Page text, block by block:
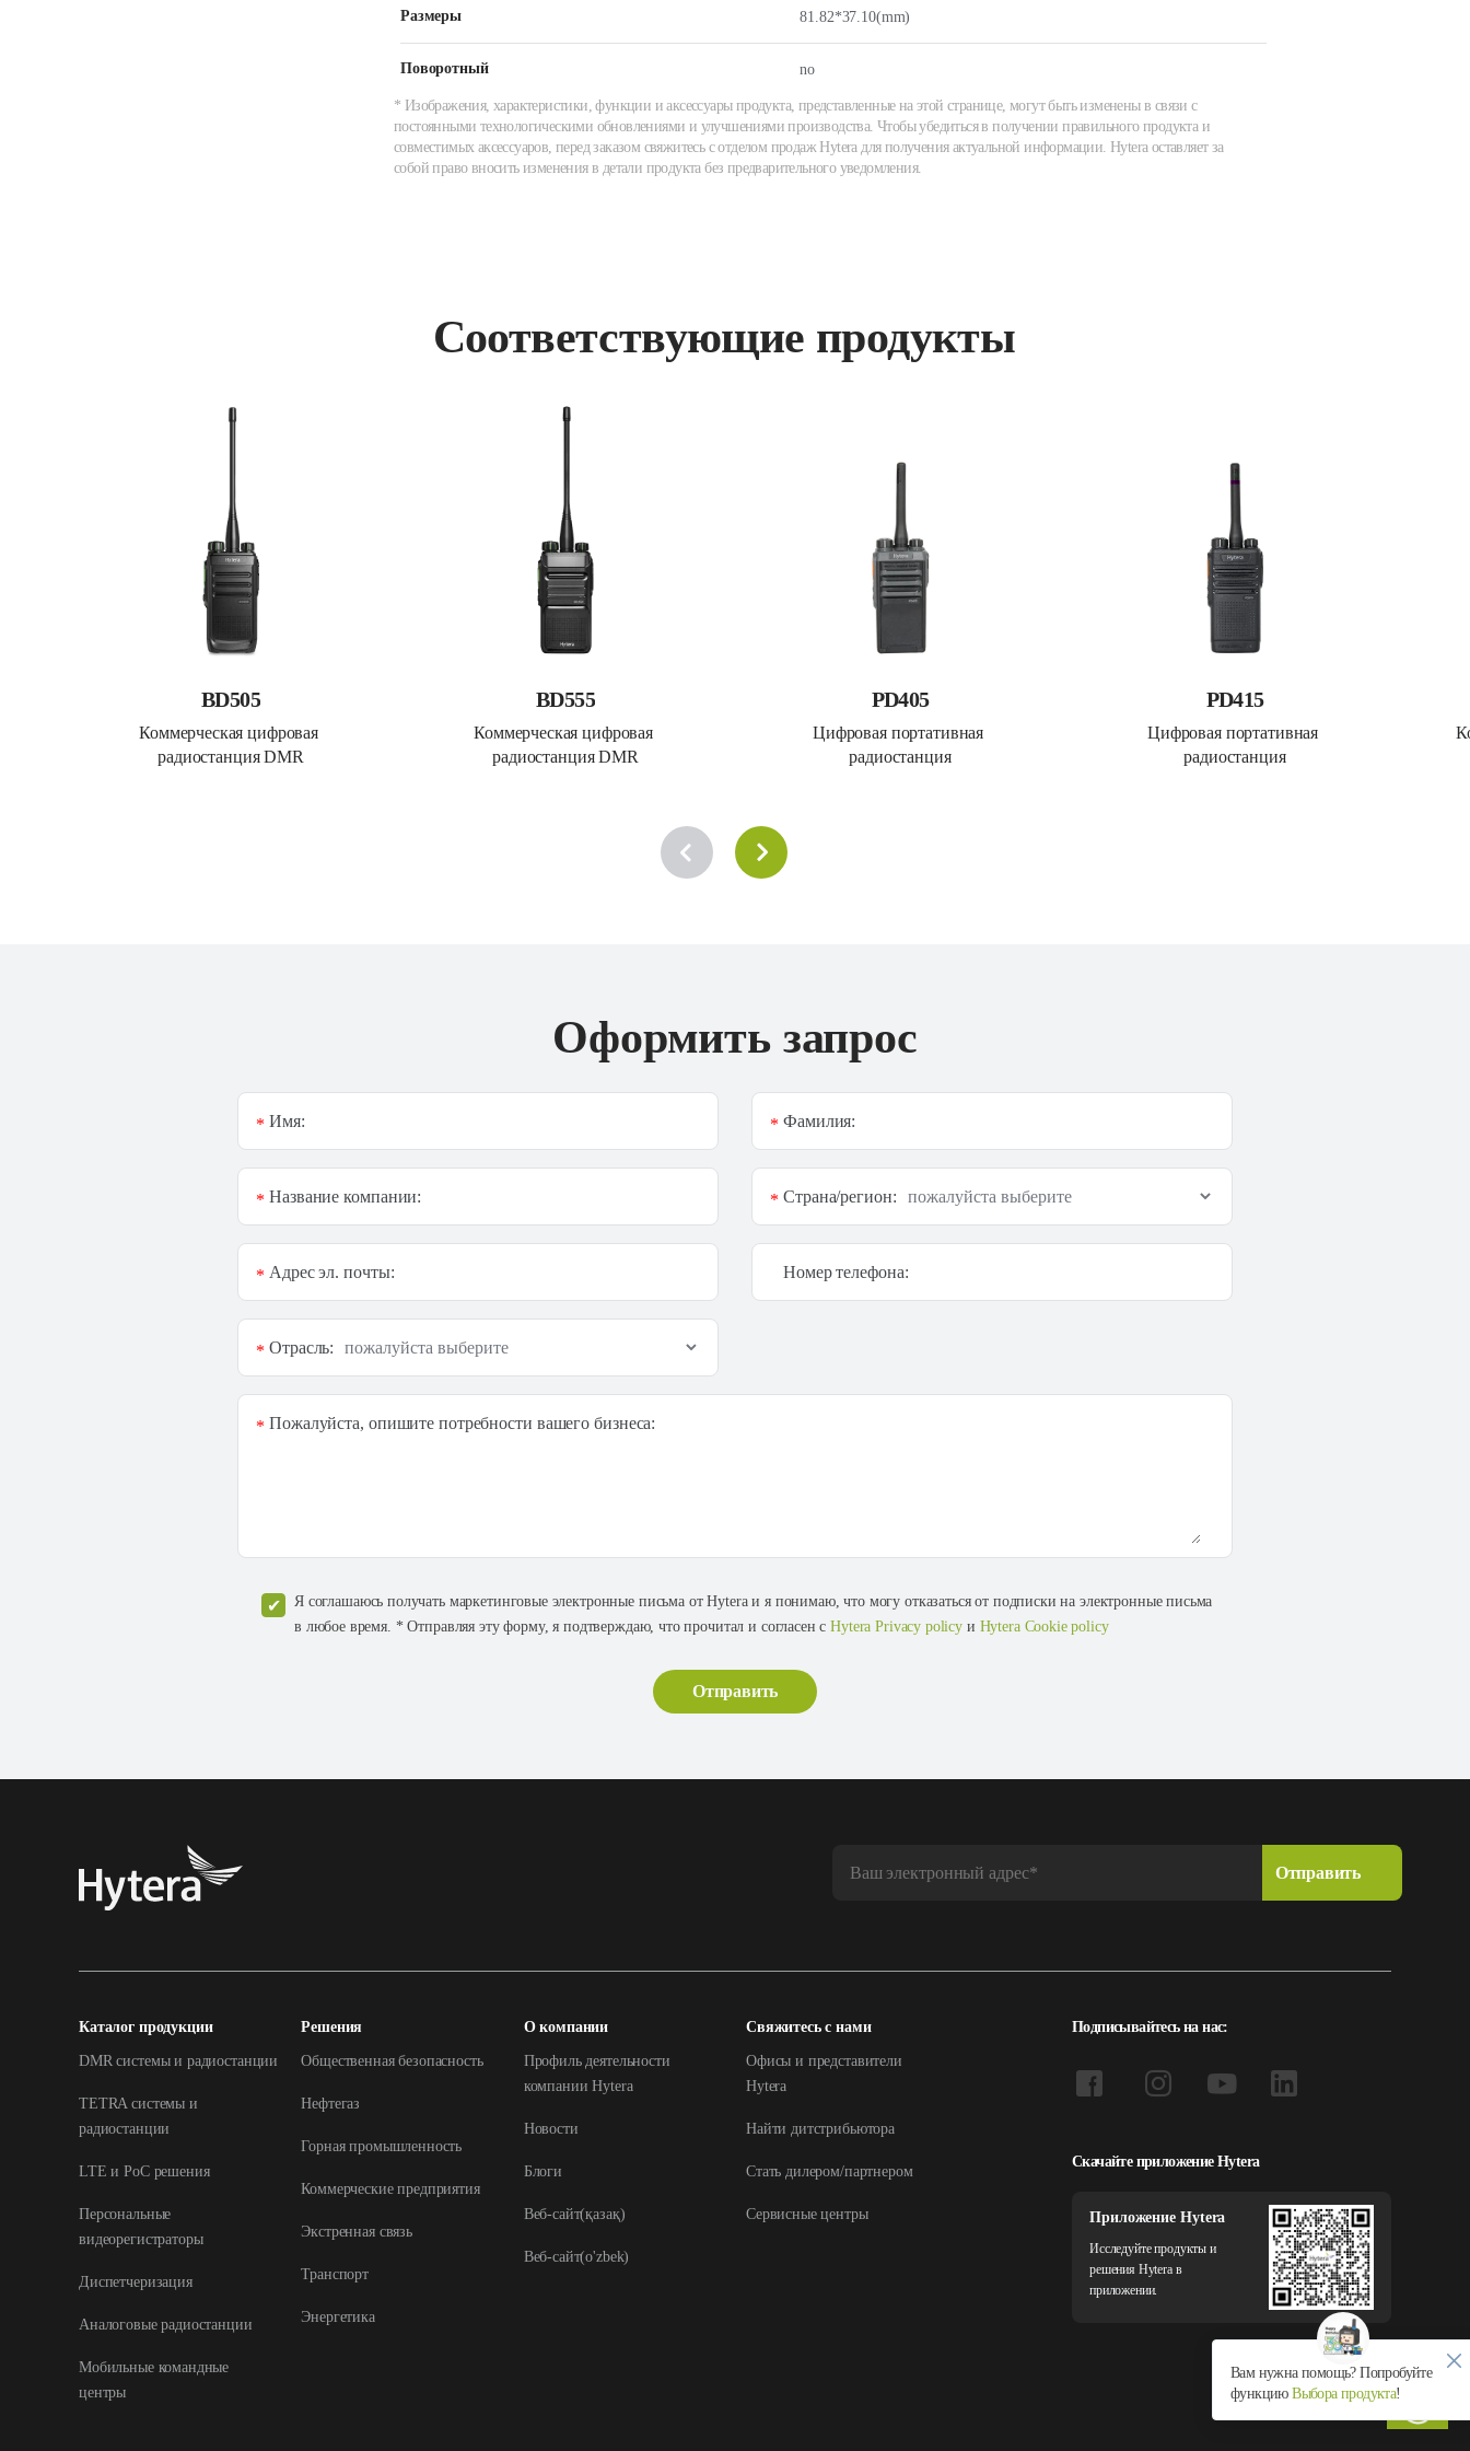
Размеры 81.82*37.10(mm)
Поворотный no
* Изображения, характеристики, функции и аксессуары продукта, представленные на этой странице, могут быть изменены в связи с
постоянными технологическими обновлениями и улучшениями производства. Чтобы убедиться в получении правильного продукта и
совместимых аксессуаров, перед заказом свяжитесь с отделом продаж Hytera для получения актуальной информации. Hytera оставляет за
собой право вносить изменения в детали продукта без предварительного уведомления.
Соответствующие продукты
BD505
Коммерческая цифровая
радиостанция DMR
BD555
Коммерческая цифровая
радиостанция DMR
PD405
Цифровая портативная
радиостанция
PD415
Цифровая портативная
радиостанция
Оформить запрос
Имя:
* Фамилия:
*
Название компании:
* Страна/регион:
*
Адрес эл. почты:
* Номер телефона:
Отрасль:
*
Пожалуйста, опишите потребности вашего бизнеса:
*
Я соглашаюсь получать маркетинговые электронные письма от Hytera и я понимаю, что могу отказаться от подписки на электронные письма
в любое время. * Отправляя эту форму, я подтверждаю, что прочитал и согласен сHytera Privacy policy и Hytera Cookie policy
Каталог продукции
DMR системы и радиостанции
TETRA системы и
радиостанции
LTE и РоС решения
Персональные
видеорегистраторы
Диспетчеризация
Аналоговые радиостанции
Мобильные командные
центры
Решения
Общественная безопасность
Нефтегаз
Горная промышленность
Коммерческие предприятия
Экстренная связь
Транспорт
Энергетика
О компании
Профиль деятельности
компании Hytera
Новости
Блоги
Веб-сайт(қазақ)
Веб-сайт(o'zbek)
Свяжитесь с нами
Офисы и представители
Hytera
Найти дитстрибьютора
Стать дилером/партнером
Сервисные центры
Подписывайтесь на нас:
Скачайте приложение Hytera
Приложение Hytera
Исследуйте продукты и
решения Hytera в
приложении.
Вам нужна помощь? Попробуйте
функциюВыбора продукта!